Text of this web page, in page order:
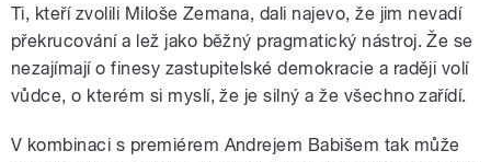
Ti, kteří zvolili Miloše Zemana, dali najevo, že jim nevadí
překrucování a lež jako běžný pragmatický nástroj. Že se
nezajímají o finesy zastupitelské demokracie a raději volí
vůdce, o kterém si myslí, že je silný a že všechno zařídí.
V kombinaci s premiérem Andrejem Babišem tak může